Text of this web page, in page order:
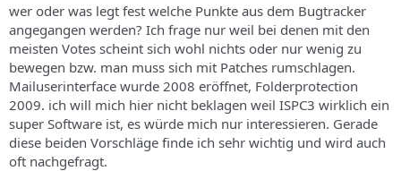
s
T
h
e
m
a
s
d
a
t
u
m
wer oder was legt fest welche Punkte aus dem Bugtracker
angegangen werden? Ich frage nur weil bei denen mit den
meisten Votes scheint sich wohl nichts oder nur wenig zu
bewegen bzw. man muss sich mit Patches rumschlagen.
Mailuserinterface wurde 2008 eröffnet, Folderprotection
2009. ich will mich hier nicht beklagen weil ISPC3 wirklich ein
super Software ist, es würde mich nur interessieren. Gerade
diese beiden Vorschläge finde ich sehr wichtig und wird auch
oft nachgefragt.